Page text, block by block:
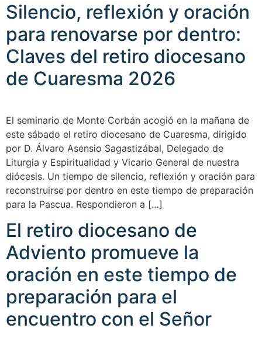
Silencio, reflexión y oración
para renovarse por dentro:
Claves del retiro diocesano
de Cuaresma 2026
El seminario de Monte Corbán acogió en la mañana de
este sábado el retiro diocesano de Cuaresma, dirigido
por D. Álvaro Asensio Sagastizábal, Delegado de
Liturgia y Espiritualidad y Vicario General de nuestra
diócesis. Un tiempo de silencio, reflexión y oración para
reconstruirse por dentro en este tiempo de preparación
para la Pascua. Respondieron a […]
El retiro diocesano de
Adviento promueve la
oración en este tiempo de
preparación para el
encuentro con el Señor